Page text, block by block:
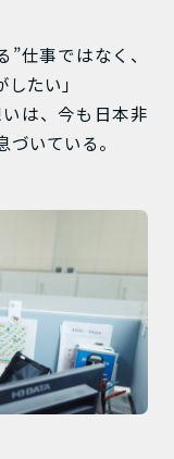
”仕事ではなく、
たい」
は、今も日本非
いている。